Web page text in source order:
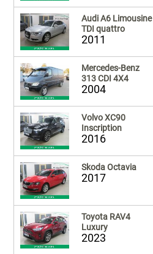
Audi A6 Limousine
TDI quattro
2011
Mercedes-Benz
313 CDI 4X4
2004
Volvo XC90
Inscription
2016
Skoda Octavia
2017
Toyota RAV4
Luxury
2023